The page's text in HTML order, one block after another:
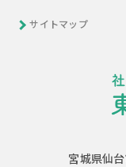
サイトマップ
宮城県仙